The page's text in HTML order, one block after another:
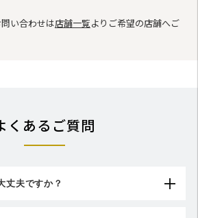
い合わせは店舗一覧よりご希望の店舗へご
くあるご質問
丈夫ですか？